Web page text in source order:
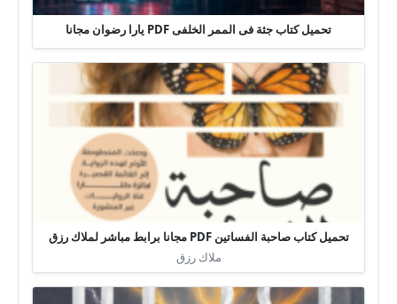
تحميل كتاب جثة فى الممر الخلفى PDF يارا رضوان مجانا
تحميل كتاب صاحبة الفساتين PDF مجانا برابط مباشر لملاك رزق
ملاك رزق